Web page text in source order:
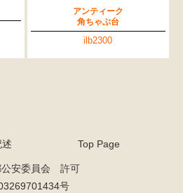
アンティーク
角ちゃぶ台
ilb2300
Top Page
公安委員会 許可
号